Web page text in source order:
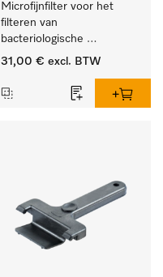
Microfijnfilter voor het
filteren van
bacteriologische
besmetting uit de
31,00 € excl. BTW